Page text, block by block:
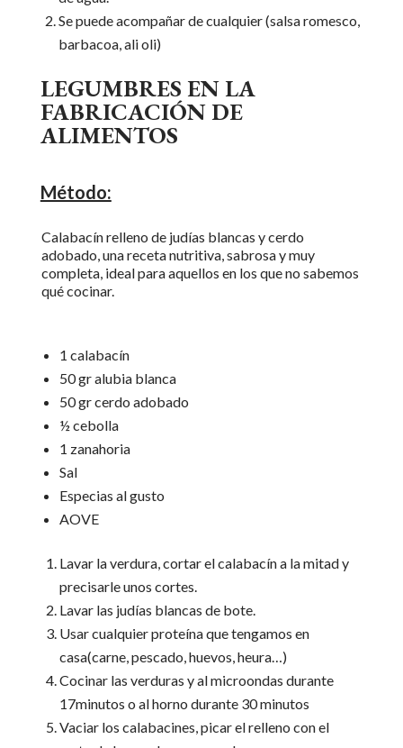
Se puede acompañar de cualquier (salsa romesco,
barbacoa, ali oli)
LEGUMBRES EN LA
FABRICACIÓN DE
ALIMENTOS
Método:
Calabacín relleno de judías blancas y cerdo
adobado, una receta nutritiva, sabrosa y muy
completa, ideal para aquellos en los que no sabemos
qué cocinar.
1 calabacín
50 gr alubia blanca
50 gr cerdo adobado
½ cebolla
1 zanahoria
Sal
Especias al gusto
AOVE
Lavar la verdura, cortar el calabacín a la mitad y
precisarle unos cortes.
Lavar las judías blancas de bote.
Usar cualquier proteína que tengamos en
casa(carne, pescado, huevos, heura…)
Cocinar las verduras y al microondas durante
17minutos o al horno durante 30 minutos
Vaciar los calabacines, picar el relleno con el